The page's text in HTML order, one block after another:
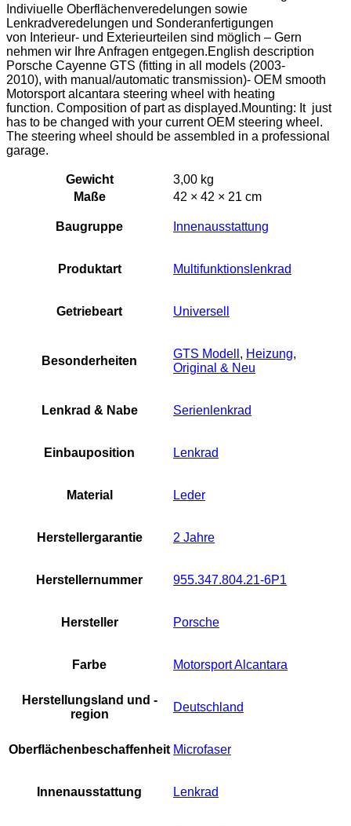
Indiviuelle Oberflächenveredelungen sowie
Lenkradveredelungen und Sonderanfertigungen
von Interieur- und Exterieurteilen sind möglich – Gern
nehmen wir Ihre Anfragen entgegen.English description
Porsche Cayenne GTS (fitting in all models (2003-
2010), with manual/automatic transmission)- OEM smooth
Motorsport alcantara steering wheel with heating
function. Composition of part as displayed.Mounting: It just
has to be changed with your current OEM steering wheel.
The steering wheel should be assembled in a professional
garage.
Gewicht
3,00 kg
Maße
42 × 42 × 21 cm
Baugruppe Innenausstattung
Produktart Multifunktionslenkrad
Getriebeart Universell
Besonderheiten
GTS Modell , Heizung,
Original & Neu
Lenkrad & Nabe Serienlenkrad
Einbauposition Lenkrad
Material Leder
Herstellergarantie 2 Jahre
Herstellernummer 955.347.804.21-6P1
Hersteller Porsche
Farbe Motorsport Alcantara
Herstellungsland und -
region
Deutschland
Oberflächenbeschaffenheit Microfaser
Innenausstattung Lenkrad